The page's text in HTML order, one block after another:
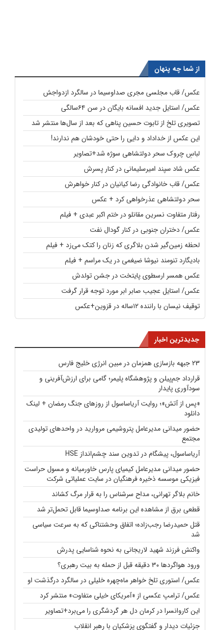
از شما چه پنهان
عکس/ قاب مجلسی مجری صداوسیما در سالگرد ازدواجش
عکس/ استایل جدید افسانه بایگان در سن ۶۴سالگی
تصویری تلخ از تابوت حسین پناهی که بعد از سال‌ها منتشر شد
این عکس از خداداد و دایی را حتی خودشان هم ندارند!
لباسِ چروک سحر دولتشاهی سوژه شد+تصاویر
عکس شاد سپند امیرسلیمانی در کنار پسرش
عکس/ قاب خانوادگی رضا کیانیان در کنار خواهرش
سحر دولتشاهی عذرخواهی کرد + عکس
رفتار متفاوت نسرین مقانلو در ختم اکبر عبدی + فیلم
عکس/ دختران جنوبی در کنار گودال نفت
لحظه زمین‌گیر شدن بلاگری که زنان را کتک می‌زد + فیلم
بادیگارد تنومند نیوشا ضیغمی در یک مراسم + فیلم
عکس همسر ارسطوی پایتخت در جشن تولدش
عکس/ استایل عجیب صابر ابر مورد توجه قرار گرفت
توقیف نیسان با راننده ۱۲ساله در قزوین+عکس
جدیدترین اخبار
23 جبهه بازسازی همزمان در مبین انرژی خلیج فارس
قرارداد جم‌پیلن و پژوهشگاه پلیمر؛ گامی برای ارزش‌آفرینی و
سودآوری پایدار
«پس از آتش»؛ روایت آریاساسول از روزهای جنگ رمضان + لینک
دانلود
حضور میدانی مدیرعامل پتروشیمی مروارید در واحدهای تولیدی
مجتمع
آریاساسول، پیشگام در تدوین سند چشم‌انداز HSE
حضور میدانی مدیرعامل کیمیای پارس خاورمیانه و مسول حراست
فیزیکی موسسه ذخیره فرهنگیان در سایت عملیاتی شرکت
خانم بلاگر تهرانی، مداح سرشناس را به قرار مرگ کشاند
قطعی برق از مشاهده این برنامه صداوسیما قابل تحمل‌تر شد
قتل حمیدرضا رجب‌زاده؛ اتفاق وحشتناکی که به سرعت سیاسی
شد
واکنش فرزند شهید لاریجانی به نحوه شناسایی پدرش
ورود هواگردها ۳۰ دقیقه قبل از حمله به بیت رهبری؟
عکس/ استوری تلخ خواهر ماه‌چهره خلیلی در سالگرد درگذشت او
عکس/ ترامپ عکسی از «آمریکای خیلی متفاوت» منتشر کرد
این کاروانسرا در کرمان دل هر گردشگری را می‌برد+تصاویر
جزئیات دیدار و گفتگوی پزشکیان با رهبر انقلاب